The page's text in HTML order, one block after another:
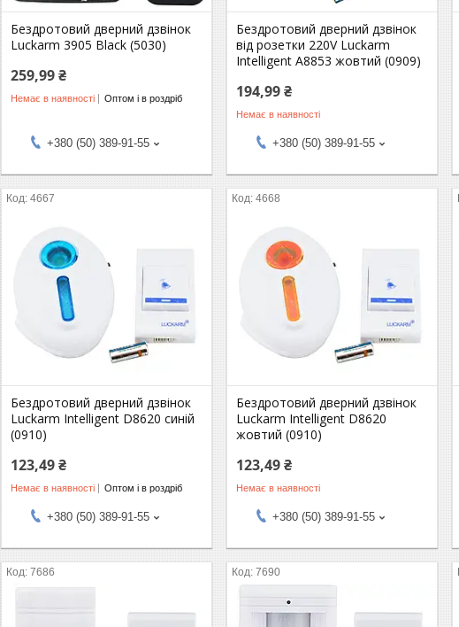
Бездротовий дверний дзвінок
Luckarm 3905 Black (5030)
259,99 ₴
Немає в наявності Оптом і в роздріб
+380 (50) 389-91-55
Бездротовий дверний дзвінок
від розетки 220V Luckarm
Intelligent A8853 жовтий (0909)
194,99 ₴
Немає в наявності
+380 (50) 389-91-55
4667
Бездротовий дверний дзвінок
Luckarm Intelligent D8620 синій
(0910)
123,49 ₴
Немає в наявності Оптом і в роздріб
+380 (50) 389-91-55
4668
Бездротовий дверний дзвінок
Luckarm Intelligent D8620
жовтий (0910)
123,49 ₴
Немає в наявності
+380 (50) 389-91-55
7686 7690